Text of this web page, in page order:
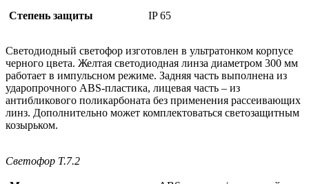
Степень защиты IP 65
Светодиодный светофор изготовлен в ультратонком корпусе
черного цвета. Желтая светодиодная линза диаметром 300 мм
работает в импульсном режиме. Задняя часть выполнена из
ударопрочного ABS-пластика, лицевая часть – из
антибликового поликарбоната без применения рассеивающих
линз. Дополнительно может комплектоваться светозащитным
козырьком.
Светофор Т.7.2